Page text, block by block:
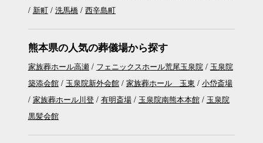
新町
洗馬橋 西辛島町
熊本県の人気の葬儀場から探す
家族葬ホール高瀬 フェニックスホール荒尾玉泉院
玉泉院
築添会館
玉泉院新外会館 家族葬ホール 玉東
小岱斎場
家族葬ホール川登
有明斎場 玉泉院南熊本本館
玉泉院
黒髪会館